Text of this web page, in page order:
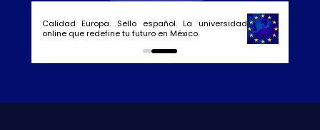
Calidad Europa. Sello español. La universidad
online que redefine tu futuro en México.
0 1